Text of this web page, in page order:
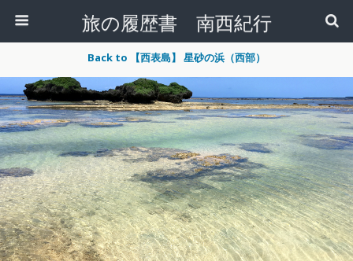
旅の履歴書 南西紀行
Back to 【西表島】 星砂の浜（西部）